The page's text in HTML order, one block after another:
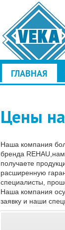
ГЛАВНАЯ
Цены
Наша компания
бренда
получаете
расширенную
специалисты,
Наша компания
заявку и наши